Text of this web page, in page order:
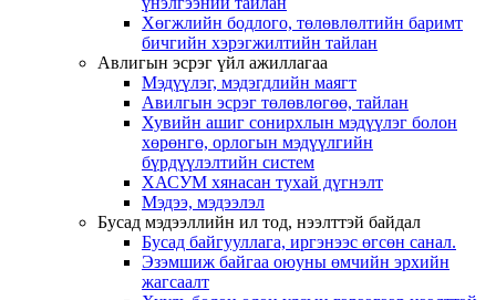
Хөгжлийн бодлого, төлөвлөлтийн баримт
бичгийн хэрэгжилтийн тайлан
Авлигын эсрэг үйл ажиллагаа
Мэдүүлэг, мэдэгдлийн маягт
Авилгын эсрэг төлөвлөгөө, тайлан
Хувийн ашиг сонирхлын мэдүүлэг болон
хөрөнгө, орлогын мэдүүлгийн
бүрдүүлэлтийн систем
ХАСУМ хянасан тухай дүгнэлт
Мэдээ, мэдээлэл
Бусад мэдээллийн ил тод, нээлттэй байдал
Бусад байгууллага, иргэнээс өгсөн санал.
Эзэмшиж байгаа оюуны өмчийн эрхийн
жагсаалт